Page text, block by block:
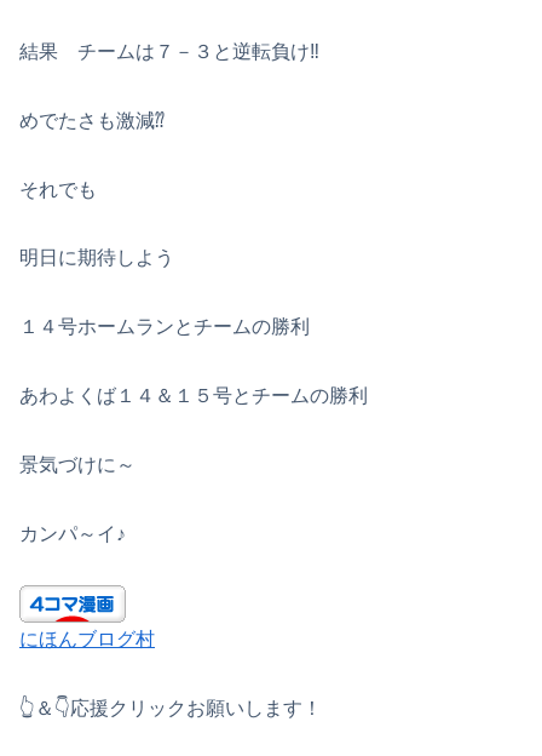
結果 チームは７－３と逆転負け‼
めでたさも激減⁇
それでも
明日に期待しよう
１４号ホームランとチームの勝利
あわよくば１４＆１５号とチームの勝利
景気づけに～
カンパ～イ♪
にほんブログ村
👆＆👇応援クリックお願いします！